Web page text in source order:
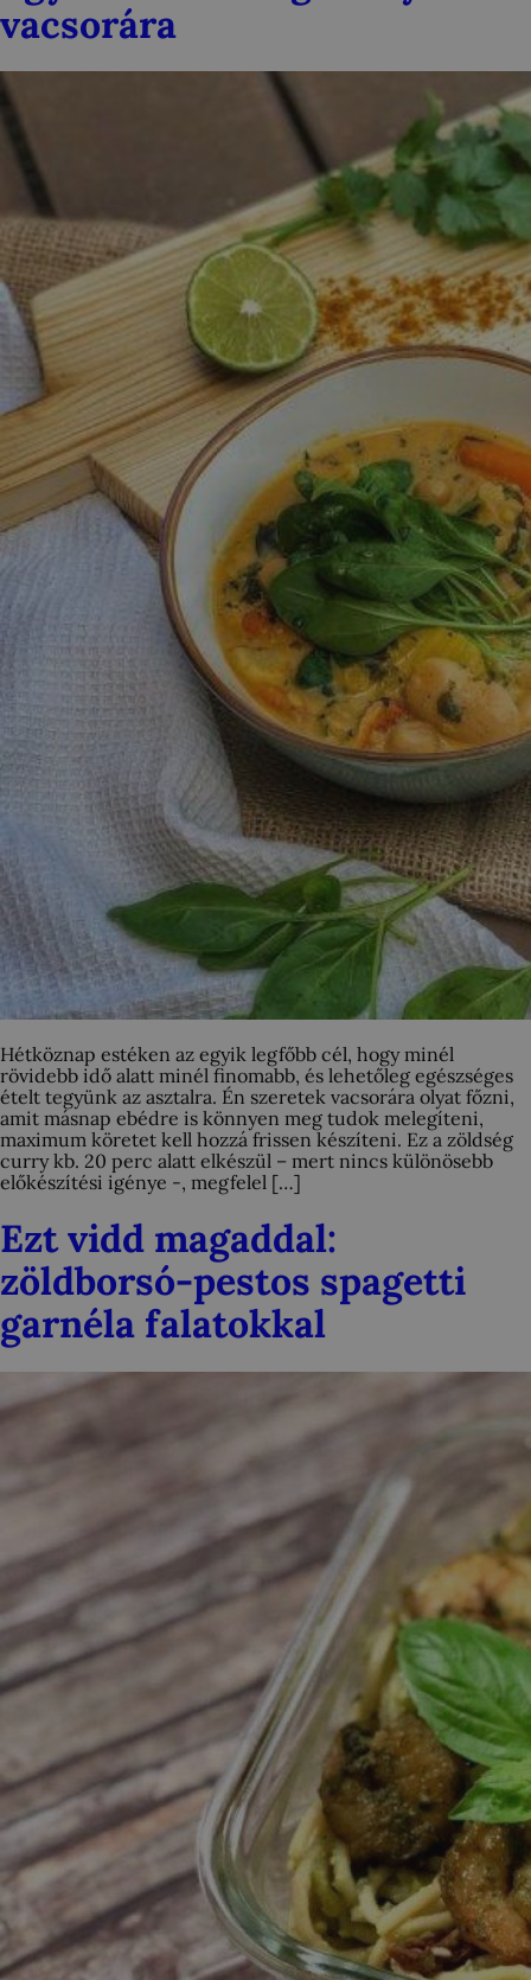
vacsorára
Hétköznap estéken az egyik legfőbb cél, hogy minél
rövidebb idő alatt minél finomabb, és lehetőleg egészséges
ételt tegyünk az asztalra. Én szeretek vacsorára olyat főzni,
amit másnap ebédre is könnyen meg tudok melegíteni,
maximum köretet kell hozzá frissen készíteni. Ez a zöldség
curry kb. 20 perc alatt elkészül – mert nincs különösebb
előkészítési igénye -, megfelel […]
Ezt vidd magaddal:
zöldborsó-pestos spagetti
garnéla falatokkal